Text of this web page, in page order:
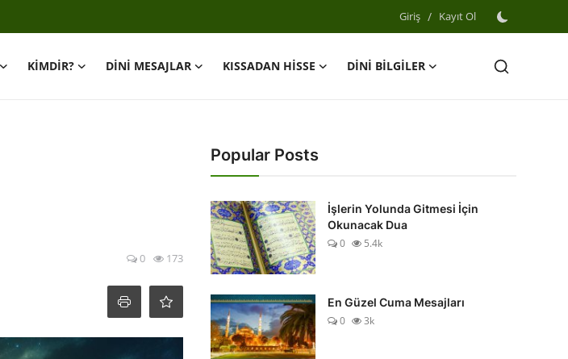
Giriş / Kayıt Ol
KİMDİR? DİNİ MESAJLAR KISSADAN HİSSE
DİNİ BİLGİLER
0 173
Popular Posts
İşlerin Yolunda Gitmesi İçin
Okunacak Dua
0
5.4k
En Güzel Cuma Mesajları
0
3k